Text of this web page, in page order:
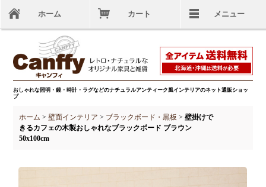
ホーム カート メニュー
おしゃれな照明・鏡・時計・ラグなどのナチュラルアンティーク風インテリアのネット通販ショッ
プ
ホーム >壁面インテリア > ブラックボード・黒板 >壁掛けで
きるカフェの木製おしゃれなブラックボード ブラウン
50x100cm